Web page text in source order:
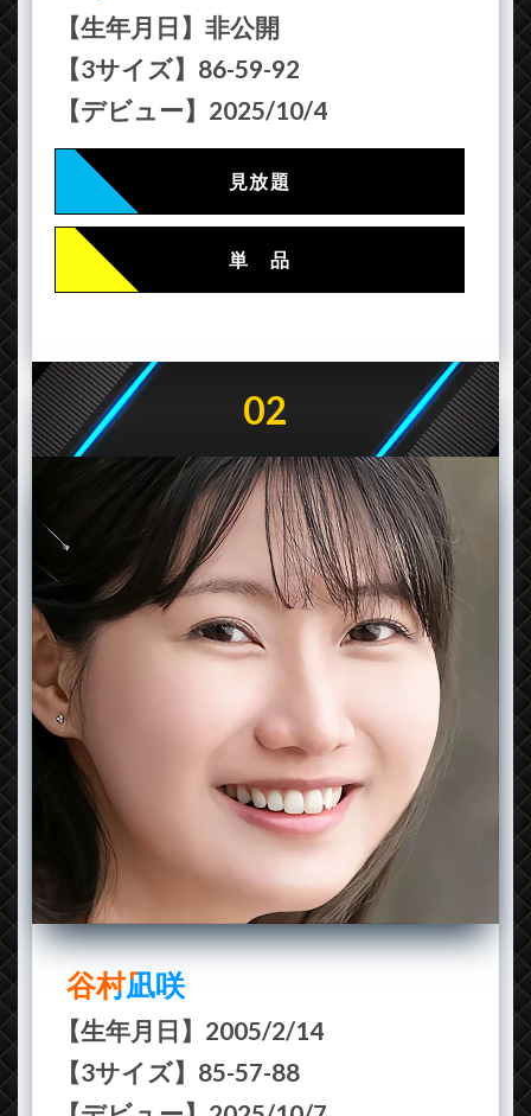
【生年月日】非公開
【3サイズ】86-59-92
【デビュー】2025/10/4
見放題
単 品
02
谷村凪咲
【生年月日】2005/2/14
【3サイズ】85-57-88